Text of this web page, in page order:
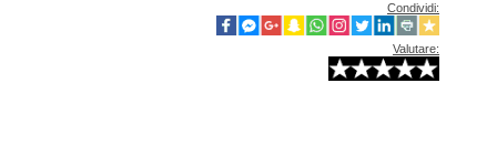
Condividi:
Valutare: